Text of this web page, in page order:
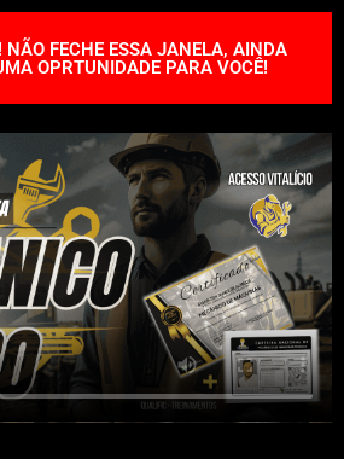
NÃO FECHE ESSA JANELA, AINDA
OPRTUNIDADE PARA VOCÊ!